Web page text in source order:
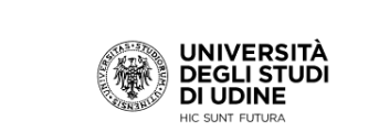
Passa al contenuto principale